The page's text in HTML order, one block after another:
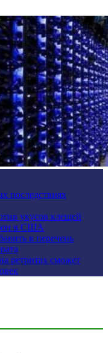
последствиях
укусов клещей
в США
в перечень
ретритах сможет